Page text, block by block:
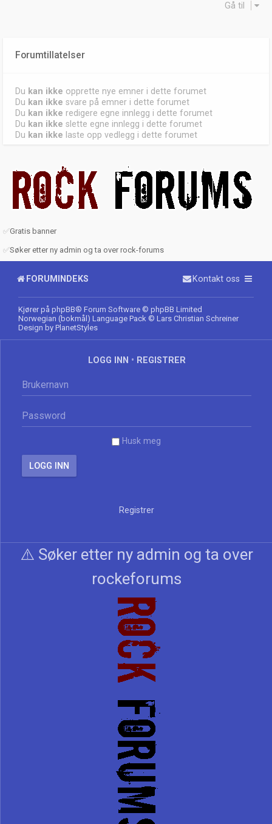
Gå til
Forumtillatelser
Du kan ikke opprette nye emner i dette forumet
Du kan ikke svare på emner i dette forumet
Du kan ikke redigere egne innlegg i dette forumet
Du kan ikke slette egne innlegg i dette forumet
Du kan ikke laste opp vedlegg i dette forumet
✅Gratis banner
✅Søker etter ny admin og ta over rock-forums
FORUMINDEKS Kontakt oss
Kjører på phpBB® Forum Software © phpBB Limited
Norwegian (bokmål) Language Pack © Lars Christian Schreiner
Design by PlanetStyles
LOGG INN • REGISTRER
Husk meg
Registrer
⚠️ Søker etter ny admin og ta over
rockeforums